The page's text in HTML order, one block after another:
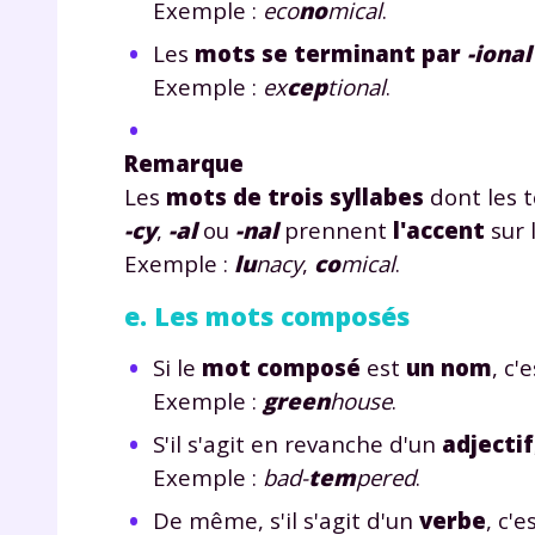
Exemple : economical.
Les mots se terminant par -ional
Exemple : exceptional.
Remarque
Les mots de trois syllabes dont les
-cy, -alou -nalprennent l'accent sur
Exemple : lunacy, comical.
e. Les mots composés
Si le mot composé est un nom,
Exemple : greenhouse.
S'il s'agit en revanche d'un adjectif
Exemple : bad-tempered.
De même, s'il s'agit d'un verbe,
*